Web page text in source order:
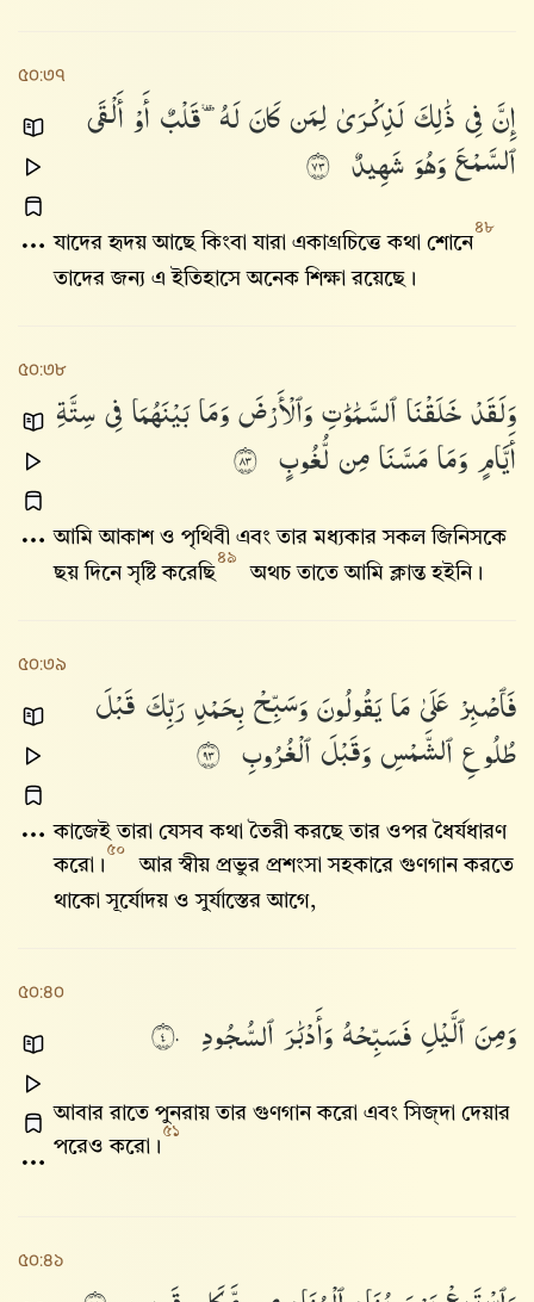
৫০:৩৭
إِنَّفِىذَٰلِكَلَذِكْرَىٰلِمَنكَانَلَهُۥقَلْبٌأَوْأَلْقَى
ٱلسَّمْعَوَهُوَشَهِيدٌ ٣٧
যাদের হৃদয় আছে কিংবা যারা একাগ্রচিত্তে কথা শোনে
৪৮
তাদের জন্য এ ইতিহাসে অনেক শিক্ষা রয়েছে।
৫০:৩৮
وَلَقَدْخَلَقْنَاٱلسَّمَٰوَٰتِوَٱلْأَرْضَوَمَابَيْنَهُمَافِىسِتَّةِ
أَيَّامٍوَمَامَسَّنَامِنلُّغُوبٍ ٣٨
আমি আকাশ ও পৃথিবী এবং তার মধ্যকার সকল জিনিসকে
ছয় দিনে সৃষ্টি করেছি
৪৯
অথচ তাতে আমি ক্লান্ত হইনি।
৫০:৩৯
فَٱصْبِرْعَلَىٰمَايَقُولُونَوَسَبِّحْبِحَمْدِرَبِّكَقَبْلَ
طُلُوعِٱلشَّمْسِوَقَبْلَٱلْغُرُوبِ ٣٩
কাজেই তারা যেসব কথা তৈরী করছে তার ওপর ধৈর্যধারণ
করো।
৫০
আর স্বীয় প্রভুর প্রশংসা সহকারে গুণগান করতে
থাকো সূর্যোদয় ও সুর্যাস্তের আগে,
৫০:৪০
وَمِنَٱلَّيْلِفَسَبِّحْهُوَأَدْبَٰرَٱلسُّجُودِ ٤٠
আবার রাতে পুনরায় তার গুণগান করো এবং সিজ্দা দেয়ার
পরেও করো।
৫১
৫০:৪১